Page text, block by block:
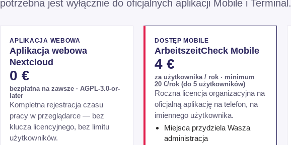
potrzebna jest wyłącznie do oficjalnych aplikacji Mobile i Terminal.
APLIKACJA WEBOWA
Aplikacja webowa
Nextcloud
0 €
bezpłatna na zawsze · AGPL-3.0-or-
later
Kompletna rejestracja czasu
pracy w przeglądarce — bez
klucza licencyjnego, bez limitu
użytkowników.
DOSTĘP MOBILE
ArbeitszeitCheck Mobile
4 €
za użytkownika / rok · minimum
20 €/rok (do 5 użytkowników)
Roczna licencja organizacyjna na
oficjalną aplikację na telefon, na
imiennego użytkownika.
Miejsca przydziela Wasza
administracja